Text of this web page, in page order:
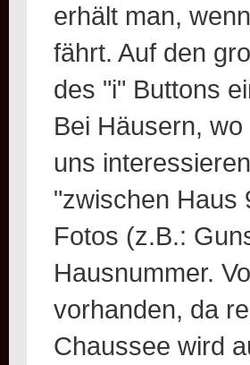
erhält man,
fährt. Auf den
des "i" Buttons
Bei Häusern,
uns
"zwischen Haus
Fotos (z.B.:
Hausnummer.
vorhanden, da
Chaussee wird